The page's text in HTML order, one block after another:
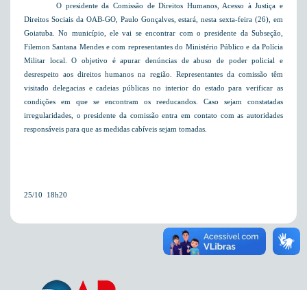
O presidente da Comissão de Direitos Humanos, Acesso à Justiça e
Direitos Sociais da OAB-GO, Paulo Gonçalves, estará, nesta sexta-feira (26), em
Goiatuba. No
município, ele vai se encontrar com o presidente da Subseção,
Filemon Santana Mendes e com representantes do Ministério Público e da Polícia
Militar local. O objetivo é apurar denúncias de abuso de poder policial e
desrespeito aos direitos humanos na região. Representantes da comissão têm
visitado delegacias e cadeias públicas no interior do estado para verificar as
condições em que se encontram os reeducandos. Caso sejam constatadas
irregularidades, o presidente da comissão entra em contato com as autoridades
responsáveis para que as medidas cabíveis sejam tomadas.
25/10  18h20